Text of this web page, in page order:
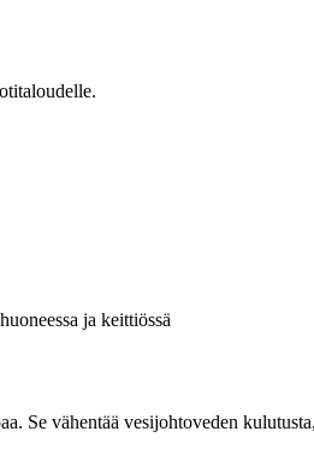
ja keittiössä
Se vähentää vesijohtoveden